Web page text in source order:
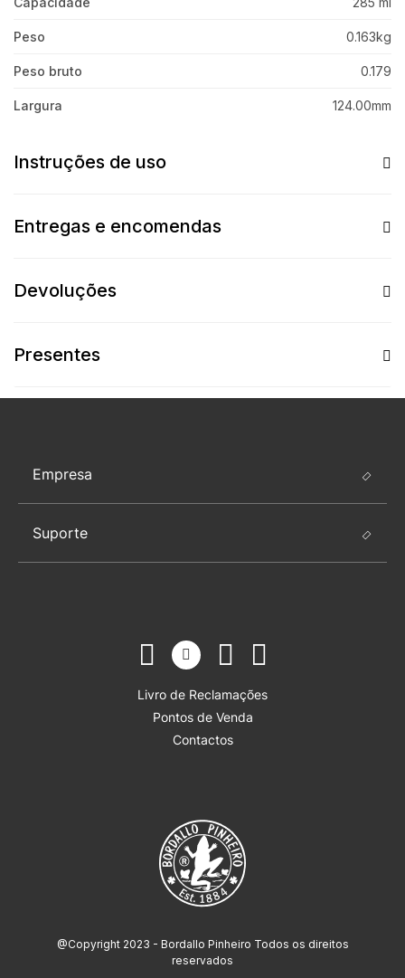
Peso 0.163kg
Peso bruto 0.179
Largura 124.00mm
Instruções de uso
Entregas e encomendas
Devoluções
Presentes
Empresa
Suporte
Livro de Reclamações
Pontos de Venda
Contactos
@Copyright 2023 - Bordallo Pinheiro Todos os direitos
reservados